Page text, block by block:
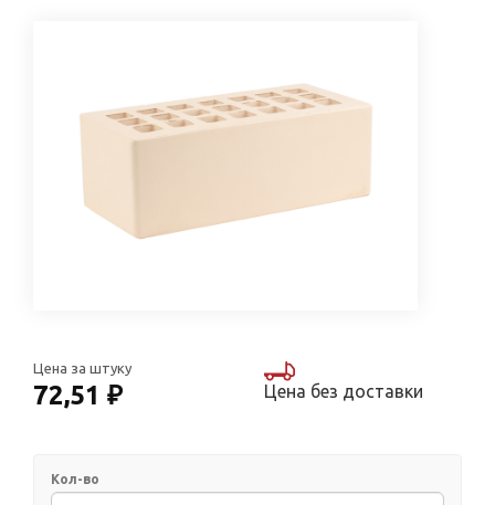
Цена за штуку
72,51 ₽ Цена без доставки
Кол-во